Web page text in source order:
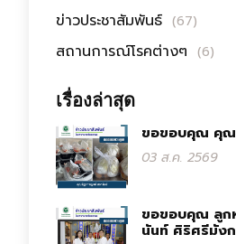
ข่าวประชาสัมพันธ์ (67)
สถานการณ์โรคต่างๆ (6)
เรื่องล่าสุด
ขอขอบคุณ คุณ
03 ส.ค. 2569
ขอขอบคุณ ลู
นันท์ ศิริศรีมัง